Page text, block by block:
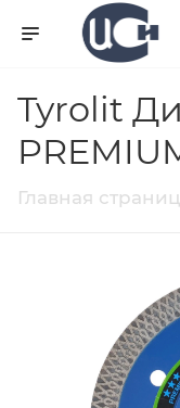
Tyrolit
Главная